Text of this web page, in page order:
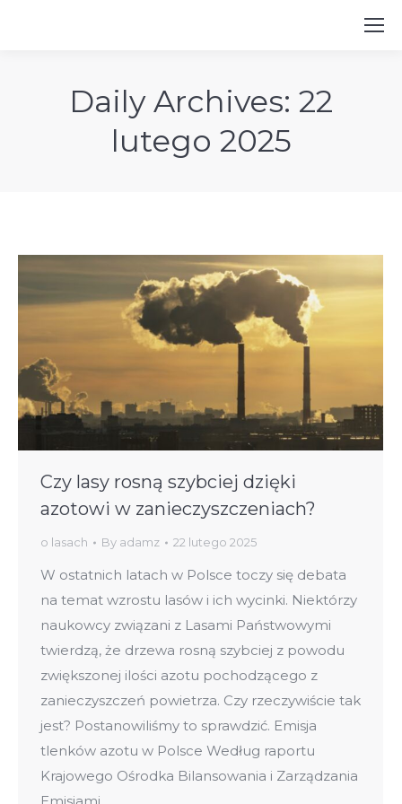
Daily Archives: 22
lutego 2025
Czy lasy rosną szybciej dzięki
azotowi w zanieczyszczeniach?
o lasach By adamz 22 lutego 2025
W ostatnich latach w Polsce toczy się debata
na temat wzrostu lasów i ich wycinki. Niektórzy
naukowcy związani z Lasami Państwowymi
twierdzą, że drzewa rosną szybciej z powodu
zwiększonej ilości azotu pochodzącego z
zanieczyszczeń powietrza. Czy rzeczywiście tak
jest? Postanowiliśmy to sprawdzić. Emisja
tlenków azotu w Polsce Według raportu
Krajowego Ośrodka Bilansowania i Zarządzania